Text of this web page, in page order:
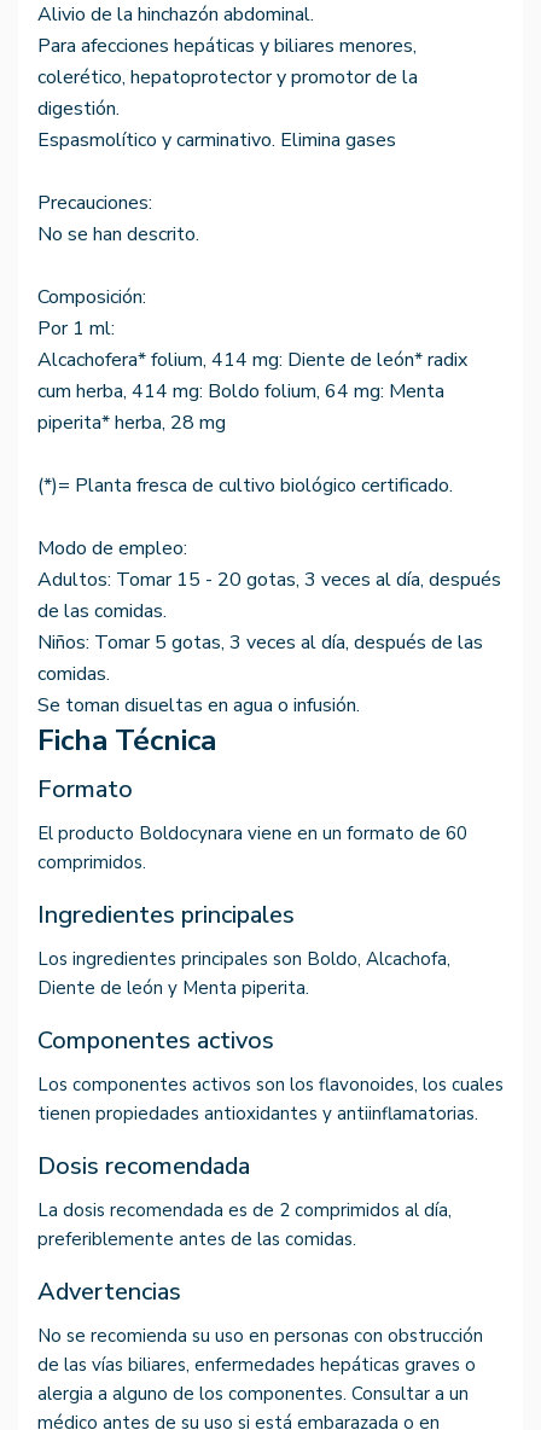
Alivio de la hinchazón abdominal.
Para afecciones hepáticas y biliares menores,
colerético, hepatoprotector y promotor de la
digestión.
Espasmolítico y carminativo. Elimina gases
Precauciones:
No se han descrito.
Composición:
Por 1 ml:
Alcachofera* folium, 414 mg: Diente de león* radix
cum herba, 414 mg: Boldo folium, 64 mg: Menta
piperita* herba, 28 mg
(*)= Planta fresca de cultivo biológico certificado.
Modo de empleo:
Adultos: Tomar 15 - 20 gotas, 3 veces al día, después
de las comidas.
Niños: Tomar 5 gotas, 3 veces al día, después de las
comidas.
Se toman disueltas en agua o infusión.
Ficha Técnica
Formato
El producto Boldocynara viene en un formato de 60
comprimidos.
Ingredientes principales
Los ingredientes principales son Boldo, Alcachofa,
Diente de león y Menta piperita.
Componentes activos
Los componentes activos son los flavonoides, los cuales
tienen propiedades antioxidantes y antiinflamatorias.
Dosis recomendada
La dosis recomendada es de 2 comprimidos al día,
preferiblemente antes de las comidas.
Advertencias
No se recomienda su uso en personas con obstrucción
de las vías biliares, enfermedades hepáticas graves o
alergia a alguno de los componentes. Consultar a un
médico antes de su uso si está embarazada o en